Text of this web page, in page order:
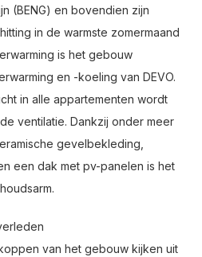
(BENG) en bovendien zijn
in de warmste zomermaand
is het gebouw
en -koeling van DEVO.
in alle appartementen wordt
ventilatie. Dankzij onder meer
gevelbekleding,
een dak met pv-panelen is het
van het gebouw kijken uit